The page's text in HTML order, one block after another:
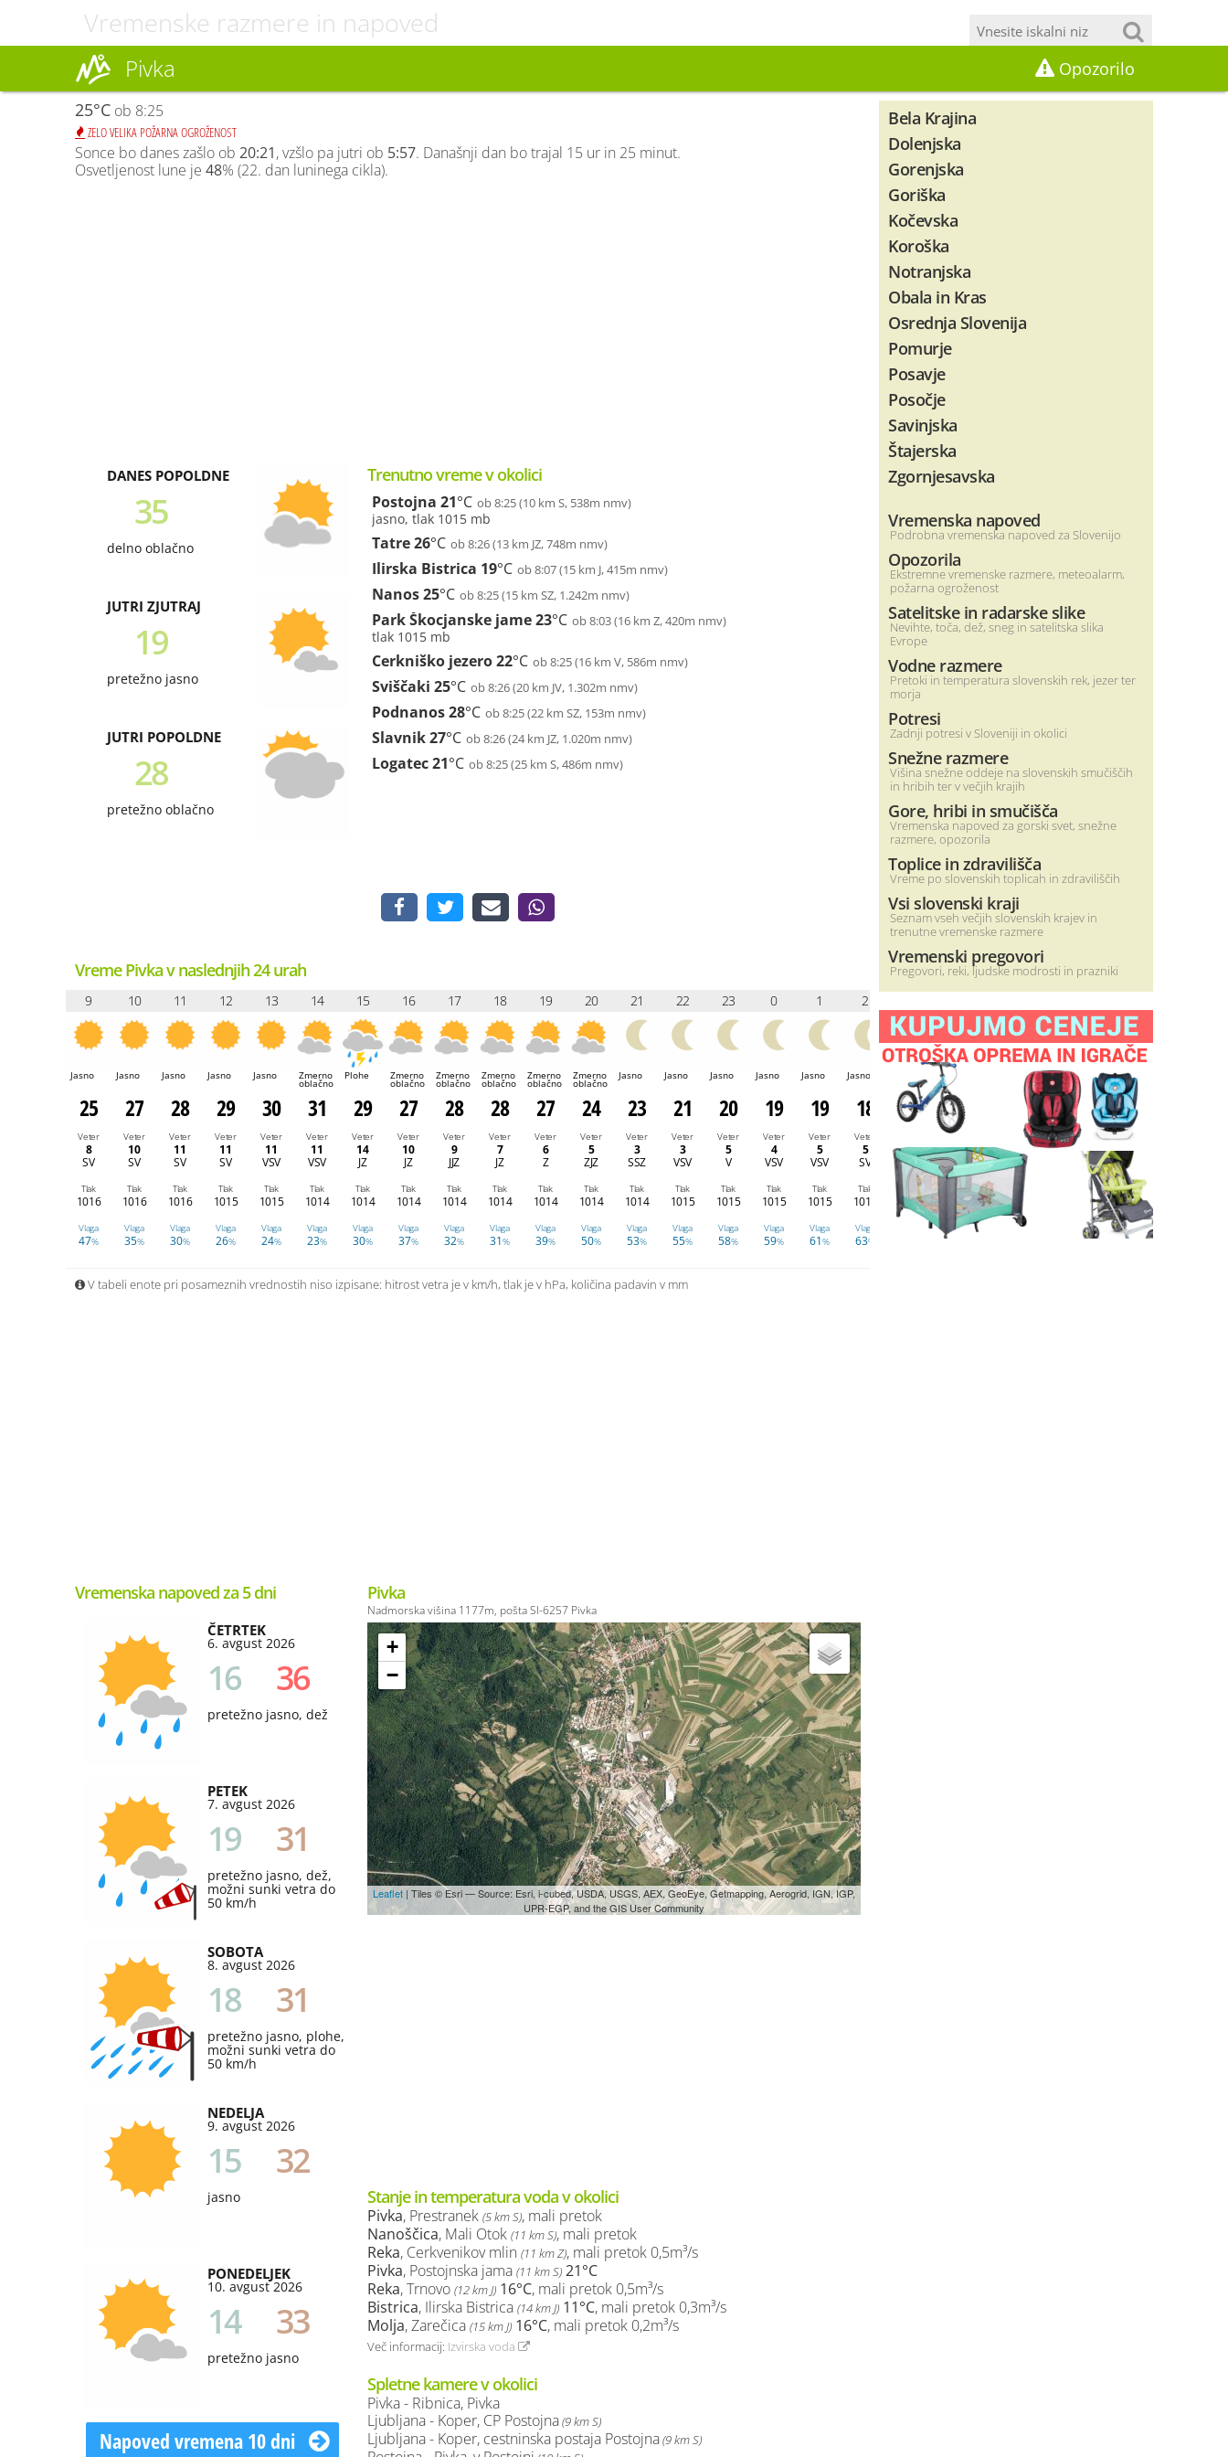
Vremenske razmere in napoved
Pivka Opozorilo
25°C ob 8:25
ZELO VELIKA POŽARNA OGROŽENOST
Sonce bo danes zašlo ob 20:21, vzšlo pa jutri ob 5:57. Današnji dan bo trajal 15 ur in 25 minut.
Osvetljenost lune je 48% (22. dan luninega cikla).
DANES POPOLDNE
35
delno oblačno
JUTRI ZJUTRAJ
19
pretežno jasno
JUTRI POPOLDNE
28
pretežno oblačno
Trenutno vreme v okolici
Postojna 21°C ob 8:25 (10 km S, 538m nmv)
jasno, tlak 1015 mb
Tatre26°C ob 8:26 (13 km JZ, 748m nmv)
Ilirska Bistrica 19°C ob 8:07 (15 km J, 415m nmv)
Nanos25°C ob 8:25 (15 km SZ, 1.242m nmv)
Park Škocjanske jame23°C ob 8:03 (16 km Z, 420m nmv)
tlak 1015 mb
Cerkniško jezero22°C ob 8:25 (16 km V, 586m nmv)
Sviščaki 25°C ob 8:26 (20 km JV, 1.302m nmv)
Podnanos28°C ob 8:25 (22 km SZ, 153m nmv)
Slavnik27°C ob 8:26 (24 km JZ, 1.020m nmv)
Logatec21°C ob 8:25 (25 km S, 486m nmv)
Vreme Pivka v naslednjih 24 urah
9 10 11 12 13 14 15 16 17 18 19 20 21 22 23 0 1 2
Jasno Jasno Jasno Jasno Jasno Zmerno
oblačno
Plohe Zmerno
oblačno
Zmerno
oblačno
Zmerno
oblačno
Zmerno
oblačno
Zmerno
oblačno
Jasno Jasno Jasno Jasno Jasno Jasno
oblačno
Jasno Jasno Jasno Jasno
25 27 28 29 30 31 29 27 28 28 27 24 23 21 20 19 19 18 17 17 19 20 21
Veter
8
SV
Veter
10
SV
Veter
11
SV
Veter
11
SV
Veter
11
VSV
Veter
11
VSV
Veter
14
JZ
Veter
10
JZ
Veter
9
JJZ
Veter
7
JZ
Veter
6
Z
Veter
5
ZJZ
Veter
3
SSZ
Veter
3
VSV
Veter
5
V
Veter
4
VSV
Veter
5
VSV
Veter
5
SV
7
SV
Veter
12
SV
15
VSV
Veter
17
Veter
18
VSV
Veter
17
VSV
Tlak
1016
Tlak
1016
Tlak
1016
Tlak
1015
Tlak
1015
Tlak
1014
Tlak
1014
Tlak
1014
Tlak
1014
Tlak
1014
Tlak
1014
Tlak
1014
Tlak
1014
Tlak
1015
Tlak
1015
Tlak
1015
Tlak
1015
Tlak
1014
Tlak
1014
Tlak
1015
Tlak
1015
Tlak
1016
Tlak
1016
Vlaga
47%
Vlaga
35%
Vlaga
30%
Vlaga
26%
Vlaga
24%
Vlaga
23%
Vlaga
30%
Vlaga
37%
Vlaga
32%
Vlaga
31%
Vlaga
39%
Vlaga
50%
Vlaga
53%
Vlaga
55%
Vlaga
58%
Vlaga
59%
Vlaga
61%
Vlaga
63%
Vlaga
58
Vlaga
61%
Vlaga
%
V tabeli enote pri posameznih vrednostih niso izpisane: hitrost vetra je v km/h, tlak je v hPa, količina padavin v mm
Vremenska napoved za 5 dni
ČETRTEK
6. avgust 2026
16 36
pretežno jasno, dež
PETEK
7. avgust 2026
19 31
pretežno jasno, dež,
možni sunki vetra do
50 km/h
SOBOTA
8. avgust 2026
18 31
pretežno jasno, plohe,
možni sunki vetra do
50 km/h
NEDELJA
9. avgust 2026
15 32
jasno
PONEDELJEK
10. avgust 2026
14 33
pretežno jasno
Napoved vremena 10 dni
Pivka
Nadmorska višina 1177m, pošta SI-6257 Pivka
+
−
Leaflet | Tiles © Esri — Source: Esri, i-cubed, USDA, USGS, AEX, GeoEye, Getmapping, Aerogrid, IGN, IGP,
UPR-EGP, and the GIS User Community
Stanje in temperatura voda v okolici
Pivka, Prestranek (5 km S), mali pretok
Nanoščica, Mali Otok (11 km S), mali pretok
Reka, Cerkvenikov mlin (11 km Z), mali pretok 0,5m³/s
Pivka, Postojnska jama (11 km S) 21°C
Reka, Trnovo (12 km J) 16°C, mali pretok 0,5m³/s
Bistrica, Ilirska Bistrica (14 km J) 11°C, mali pretok 0,3m³/s
Molja, Zarečica (15 km J) 16°C, mali pretok 0,2m³/s
Več informacij: Izvirska voda
Spletne kamere v okolici
Pivka - Ribnica, Pivka
Ljubljana - Koper, CP Postojna(9 km S)
Ljubljana - Koper, cestninska postaja Postojna(9 km S)
Bela Krajina
Dolenjska
Gorenjska
Goriška
Kočevska
Koroška
Notranjska
Obala in Kras
Osrednja Slovenija
Pomurje
Posavje
Posočje
Savinjska
Štajerska
Zgornjesavska
Vremenska napoved
Podrobna vremenska napoved za Slovenijo
Opozorila
Ekstremne vremenske razmere, meteoalarm,
požarna ogroženost
Satelitske in radarske slike
Nevihte, toča, dež, sneg in satelitska slika
Evrope
Vodne razmere
Pretoki in temperatura slovenskih rek, jezer ter
morja
Potresi
Zadnji potresi v Sloveniji in okolici
Snežne razmere
Višina snežne oddeje na slovenskih smučiščih
in hribih ter v večjih krajih
Gore, hribi in smučišča
Vremenska napoved za gorski svet, snežne
razmere, opozorila
Toplice in zdravilišča
Vreme po slovenskih toplicah in zdraviliščih
Vsi slovenski kraji
Seznam vseh večjih slovenskih krajev in
trenutne vremenske razmere
Vremenski pregovori
Pregovori, reki, ljudske modrosti in prazniki